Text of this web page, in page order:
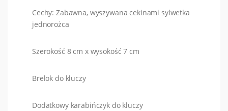
Cechy: Zabawna, wyszywana cekinami sylwetka
jednorożca
Szerokość 8 cm x wysokość 7 cm
Brelok do kluczy
Dodatkowy karabińczyk do kluczy